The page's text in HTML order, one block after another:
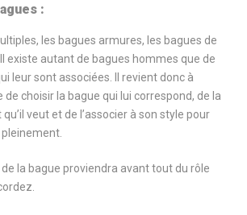
:
les bagues armures, les bagues de
existe autant de bagues hommes que de
leur sont associées. Il revient donc à
de choisir la bague qui lui correspond, de la
veut et de l’associer à son style pour
de la bague proviendra avant tout du rôle